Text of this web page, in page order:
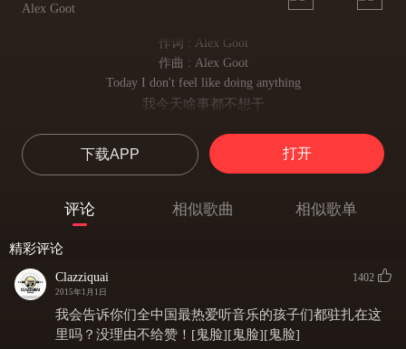
Alex Goot
作词 : Alex Goot
作曲 : Alex Goot
Today I don't feel like doing anything
我今天啥事都不想干
只想赖在床上
don't feel like picking up my phone
电话也懒得接
就在留言箱里留话吧
I'm gonna kick my feet up and stare at the fan
把脚翘高高呆望电风扇
下载APP 打开
评论 相似歌曲 相似歌单
精彩评论
Clazziquai
2015年1月1日
1402
我会告诉你们全中国最热爱听音乐的孩子们都驻扎在这
里吗？没理由不给赞！[鬼脸][鬼脸][鬼脸]